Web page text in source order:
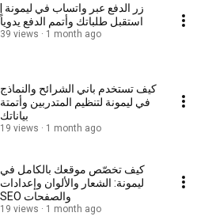
زر الدفع عبر واتساب في ليمونة |
استقبل طلباتك وأتمم الدفع يدوياً
39 views 1 month ago
كيف تستخدم باني الشرائح والنماذج
في ليمونة لتنظيم المتدربين وأتمتة
بياناتك
19 views 1 month ago
كيف تخصّص موقعك بالكامل في
ليمونة: الشعار والألوان وإعدادات
SEO والصفحات
19 views 1 month ago